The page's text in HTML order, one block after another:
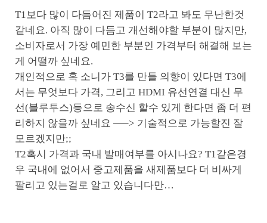
T1보다 많이 다듬어진 제품이 T2라고 봐도 무난한것
같네요. 아직 많이 다듬고 개선해야할 부분이 많지만,
소비자로서 가장 예민한 부분인 가격부터 해결해 보는
게 어떨까 싶네요.
개인적으로 혹 소니가 T3를 만들 의향이 있다면 T3에
서는 무엇보다 가격, 그리고 HDMI 유선연결 대신 무
선(블루투스)등으로 송수신 할수 있게 한다면 좀 더 편
리하지 않을까 싶네요 —–> 기술적으로 가능할진 잘
모르겠지만;;
T2혹시 가격과 국내 발매여부를 아시나요? T1같은경
우 국내에 없어서 중고제품을 새제품보다 더 비싸게
팔리고 있는걸로 알고 있습니다만…